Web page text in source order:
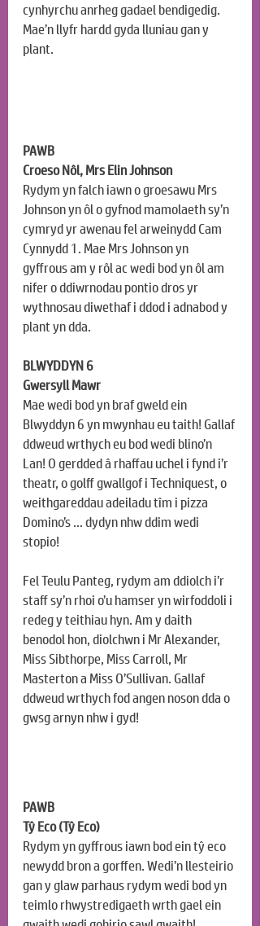
cynhyrchu anrheg gadael bendigedig.
Mae’n llyfr hardd gyda lluniau gan y
plant.
PAWB
Croeso Nôl, Mrs Elin Johnson
Rydym yn falch iawn o groesawu Mrs
Johnson yn ôl o gyfnod mamolaeth sy’n
cymryd yr awenau fel arweinydd Cam
Cynnydd 1. Mae Mrs Johnson yn
gyffrous am y rôl ac wedi bod yn ôl am
nifer o ddiwrnodau pontio dros yr
wythnosau diwethaf i ddod i adnabod y
plant yn dda.
BLWYDDYN 6
Gwersyll Mawr
Mae wedi bod yn braf gweld ein
Blwyddyn 6 yn mwynhau eu taith! Gallaf
ddweud wrthych eu bod wedi blino’n
Lan! O gerdded â rhaffau uchel i fynd i’r
theatr, o golff gwallgof i Techniquest, o
weithgareddau adeiladu tîm i pizza
Domino’s … dydyn nhw ddim wedi
stopio!
Fel Teulu Panteg, rydym am ddiolch i’r
staff sy’n rhoi o’u hamser yn wirfoddoli i
redeg y teithiau hyn. Am y daith
benodol hon, diolchwn i Mr Alexander,
Miss Sibthorpe, Miss Carroll, Mr
Masterton a Miss O’Sullivan. Gallaf
ddweud wrthych fod angen noson dda o
gwsg arnyn nhw i gyd!
PAWB
Tŷ Eco (Tŷ Eco)
Rydym yn gyffrous iawn bod ein tŷ eco
newydd bron a gorffen. Wedi’n llesteirio
gan y glaw parhaus rydym wedi bod yn
teimlo rhwystredigaeth wrth gael ein